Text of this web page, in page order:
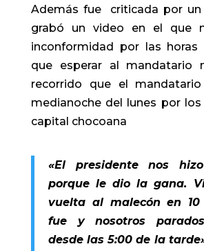
Además fue criticada por un
grabó un video en el que
inconformidad por las horas
que esperar al mandatario
recorrido que el
medianoche del lunes por
capital chocoana
«El presidente nos
porque le dio la gana.
vuelta al malecón en
fue y nosotros
desde las 5:00 de la